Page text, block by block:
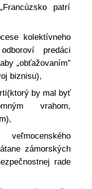
patrí
kolektívneho
predáci
„obťažovaním”
biznisu),
by mal byť
vrahom,
zámorských
rade